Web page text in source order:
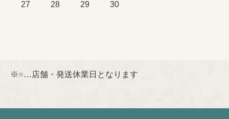
※■…店舗・発送休業日となります
27 28 29 30